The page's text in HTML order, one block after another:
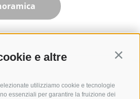
e altre
utilizziamo cookie e tecnologie
essenziali per garantire la fruizione dei